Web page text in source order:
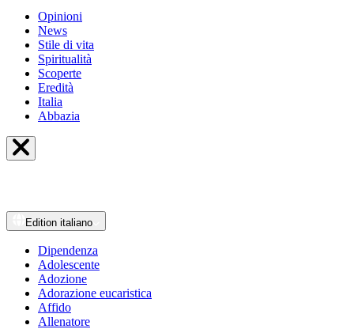
Opinioni
News
Stile di vita
Spiritualità
Scoperte
Eredità
Italia
Abbazia
Edition italiano
Dipendenza
Adolescente
Adozione
Adorazione eucaristica
Affido
Allenatore